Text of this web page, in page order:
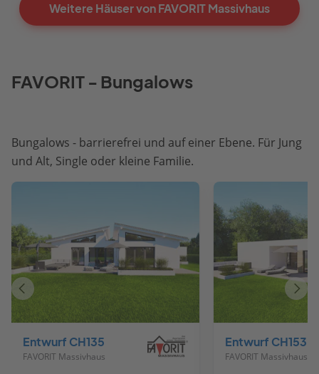
Weitere Häuser von FAVORIT Massivhaus
FAVORIT - Bungalows
Bungalows - barrierefrei und auf einer Ebene. Für Jung
und Alt, Single oder kleine Familie.
Entwurf CH135
FAVORIT Massivhaus
Entwurf CH153
FAVORIT Massivhaus
Vorheriges